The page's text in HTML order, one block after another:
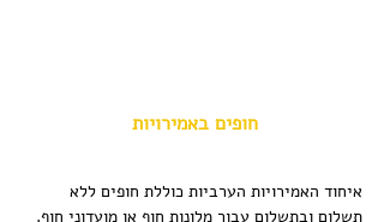
חופים באמירויות
איחוד האמירויות הערביות כוללת חופים ללא
תשלום ובתשלום עבור מלונות חוף או מועדוני חוף.